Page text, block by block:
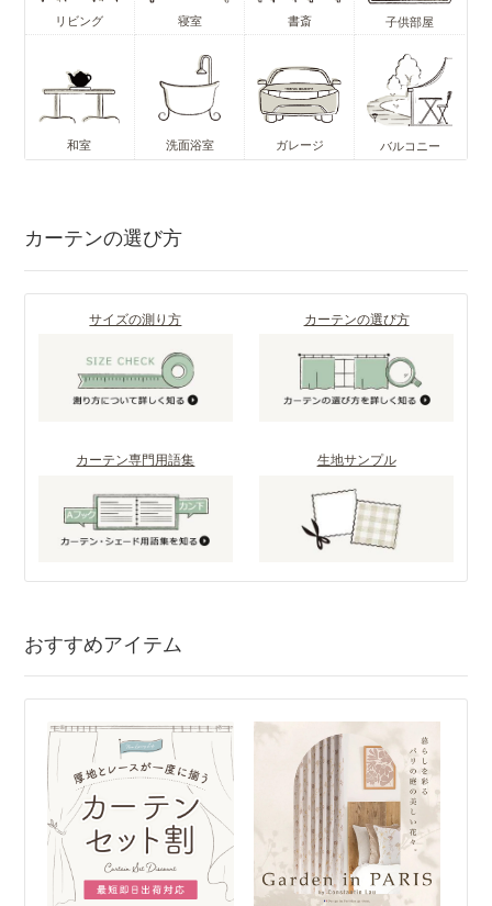
リビング 寝室 書斎 子供部屋
和室 洗面浴室 ガレージ バルコニー
カーテンの選び方
サイズの測り方 カーテンの選び方
カーテン専門用語集 生地サンプル
おすすめアイテム